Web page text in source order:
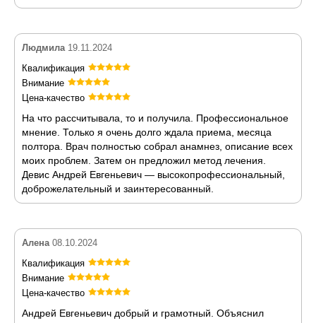
Людмила 19.11.2024
Квалификация
Внимание
Цена-качество
На что рассчитывала, то и получила. Профессиональное
мнение. Только я очень долго ждала приема, месяца
полтора. Врач полностью собрал анамнез, описание всех
моих проблем. Затем он предложил метод лечения.
Девис Андрей Евгеньевич — высокопрофессиональный,
доброжелательный и заинтересованный.
Алена 08.10.2024
Квалификация
Внимание
Цена-качество
Андрей Евгеньевич добрый и грамотный. Объяснил